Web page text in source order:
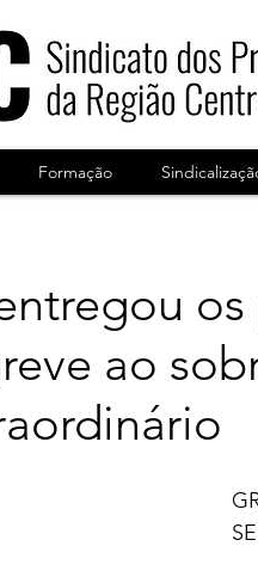
Formação
ao